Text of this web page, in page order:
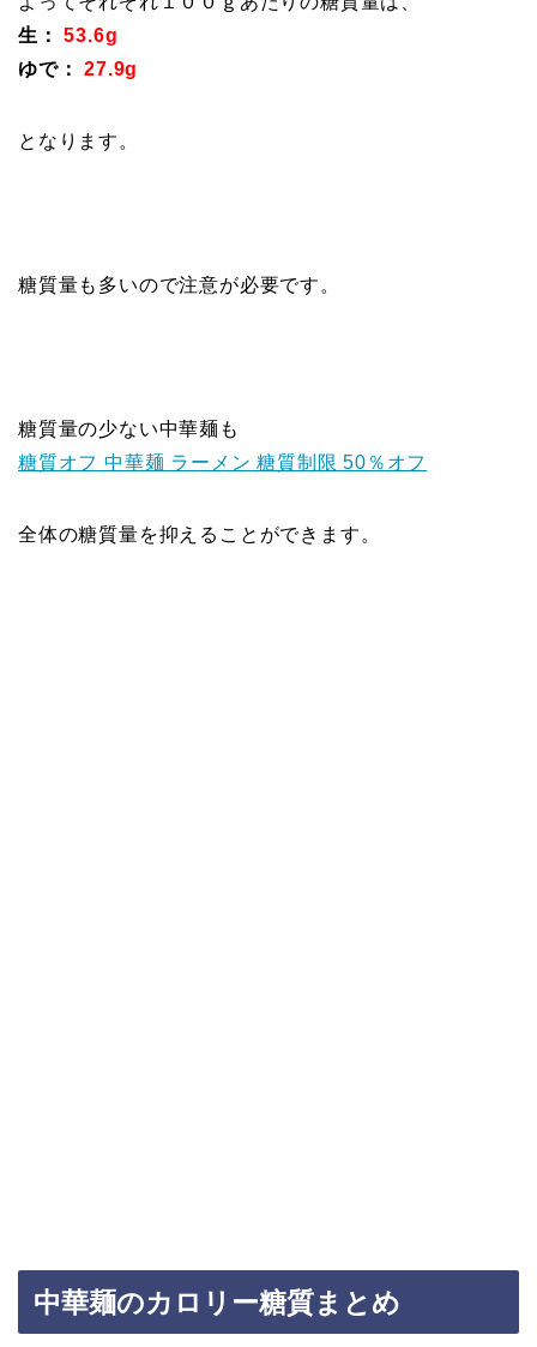
生：
53.6g
ゆで：
27.9g
となります。
糖質量も多いので注意が必要です。
糖質量の少ない中華麺も
糖質オフ 中華麺 ラーメン 糖質制限 50％オフ
全体の糖質量を抑えることができます。
中華麺のカロリー糖質まとめ